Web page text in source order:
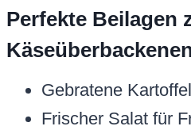
Perfekte Beilagen
Gebratene
Frischer Salat für